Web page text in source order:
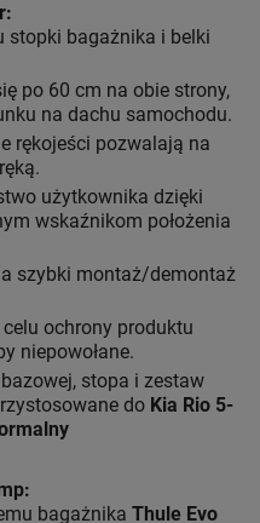
stopki bagażnika i belki
po 60 cm na obie strony,
na dachu samochodu.
rękojeści pozwalają na
użytkownika dzięki
wskaźnikom położenia
szybki montaż/demontaż
ochrony produktu
niepowołane.
stopa i zestaw
do Kia Rio 5-
bagażnika Thule Evo